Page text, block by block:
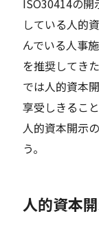
ISO30414の
している人的
んでいる人事
を推奨してき
では人的資本
享受しきるこ
人的資本開示
う。
人的資本